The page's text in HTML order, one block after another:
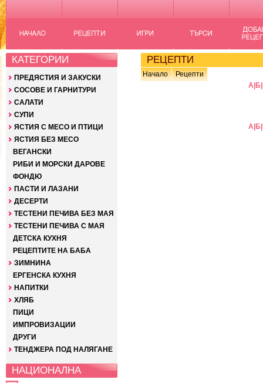
КАТЕГОРИИ
ПРЕДЯСТИЯ И ЗАКУСКИ
СОСОВЕ И ГАРНИТУРИ
САЛАТИ
СУПИ
ЯСТИЯ С МЕСО И ПТИЦИ
ЯСТИЯ БЕЗ МЕСО
ВЕГАНСКИ
РИБИ И МОРСКИ ДАРОВЕ
ФОНДЮ
ПАСТИ И ЛАЗАНИ
ДЕСЕРТИ
ТЕСТЕНИ ПЕЧИВА БЕЗ МАЯ
ТЕСТЕНИ ПЕЧИВА С МАЯ
ДЕТСКА КУХНЯ
РЕЦЕПТИТЕ НА БАБА
ЗИМНИНА
ЕРГЕНСКА КУХНЯ
НАПИТКИ
ХЛЯБ
ПИЦИ
ИМПРОВИЗАЦИИ
ДРУГИ
ТЕНДЖЕРА ПОД НАЛЯГАНЕ
НАЦИОНАЛНА
РЕЦЕПТИ
Начало
Рецепти
А Б
А Б